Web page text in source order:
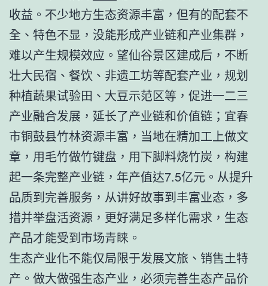
收益。不少地方生态资源丰富，但有的配套不
全、特色不显，没能形成产业链和产业集群，
难以产生规模效应。望仙谷景区建成后，不断
壮大民宿、餐饮、非遗工坊等配套产业，规划
种植蔬果试验田、大豆示范区等，促进一二三
产业融合发展，延长了产业链和价值链；宜春
市铜鼓县竹林资源丰富，当地在精加工上做文
章，用毛竹做竹键盘，用下脚料烧竹炭，构建
起一条完整产业链，年产值达7.5亿元。从提升
品质到完善服务，从讲好故事到丰富业态，多
措并举盘活资源，更好满足多样化需求，生态
产品才能受到市场青睐。
生态产业化不能仅局限于发展文旅、销售土特
产。做大做强生态产业，必须完善生态产品价